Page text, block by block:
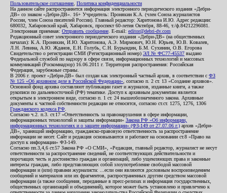
Пользовательское соглашение Политика конфиденциальности
На данном сайте распространяется информация электронного периодического издания «Дебри-
ДВ» со знаком «Дебри-ДВ». 16+ Учредитель: Пронякин К.А. (член Союза журналистов
России, член Союза писателей России). Главный редактор: Харитонова И.Ю. Адрес редакции:
680032, Хабаровский край, Хабаровск, проспект 60-летия Октября, 88-46, т./ф.84212296081.
Электронная приемная: Отправить сообщение . E-mail: editor@debri-dv.com
Редакционный совет электронного периодического издания «Дебри-ДВ» (на общественных
началах): К.А. Пронякин, И.Ю. Харитонова, А.Э. Мирмович, Ю.Н. Юрьев, Ю.В. Ковалев,
Л.Н. Левина, А.Ю. Жданов, Е.Н. Голубь, С.Н. Бурындин, Б.М. Сухинин, О.В. Егорова
Свидетельство о регистрации СМИ (Регистрационный номер) ЭЛ № ФС77-45537 выдано
Федеральной службой по надзору в сфере связи, информационных технологий и массовых
коммуникаций (Роскомнадзор) 16.06.2011 г. Территория распространения: Российская
Федерация, зарубежные страны.
В 2006 г. проект «Дебри-ДВ» был создан как электронный частный архив, в соответствии с ФЗ
№ 125 «Об архивном деле в Российской Федерации» , согласно п. 2 ст. 13 «Создание архивов».
Основной фонд архива составляют публикации газет и журналов, изданные книги, а также
рукописи по дальневосточной (РФ) тематике. Доступ к архивным документам является
открытым в электронном виде, согласно п. 1 ст. 24 вышеобозначенного закона. Архивные
документы к частной собственности редакции не относятся, согласно ст.ст. 1275, 1276, 1306
Гражданского кодекса РФ
Согласно ч.2. п.3. ст.17 «Ответственность за правонарушения в сфере информации,
информационных технологий и защиты информации» Закона РФ «Об информации,
информационных технологиях и о защите информации» (ФЗ-149 от 27.07.06 г.) архив «Дебри-
ДВ», хранящий информацию, гражданско-правовую ответственность за распространение
информации не несет. Сайт и редакция основываются и работают на основании ст.8 «Право на
доступ к информации» ФЗ-149.
Согласно пп.3,4,6 ст.57 Закона РФ «О СМИ», «Редакция, главный редактор, журналист не несут
ответственности за распространение сведений, не соответствующих действительности и
порочащих честь и достоинство граждан и организаций, либо ущемляющих права и законные
интересы граждан, либо представляющих собой злоупотребление свободой массовой
информации и (или) правами журналиста: ...если они являются дословным воспроизведением
сообщений и материалов или их фрагментов, распространенных другим средством массовой
информации (а также сообщения, переданные в пресс-релизах и информация государственных,
общественных организаций и объединений), которое может быть установлено и привлечено к